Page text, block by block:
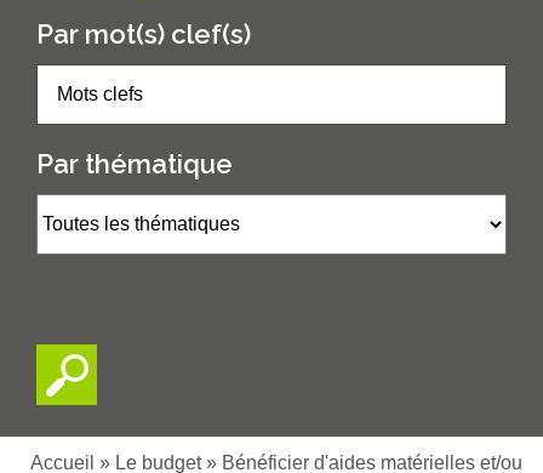
Par mot(s) clef(s)
Par thématique
Accueil » Le budget» Bénéficier d'aides matérielles et/ou